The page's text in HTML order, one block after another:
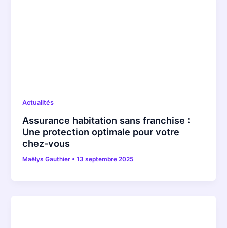
Actualités
Assurance habitation sans franchise :
Une protection optimale pour votre
chez-vous
Maëlys Gauthier •13 septembre 2025